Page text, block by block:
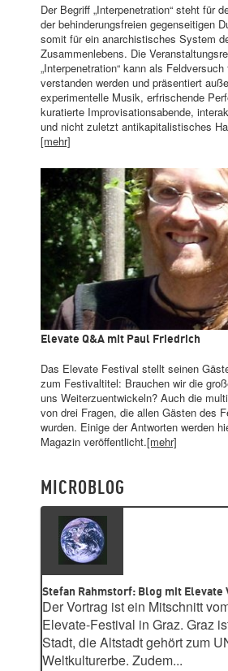
Der Begriff „Interpenetration“ steht für
der behinderungsfreien gegenseitigen
somit für ein anarchistisches System
Zusammenlebens. Die
„Interpenetration“ kann als
verstanden werden und präsentiert
experimentelle Musik, erfrischende
kuratierte Improvisationsabende,
und nicht zuletzt antikapitalistisches
[mehr]
Elevate Q&A mit Paul Friedrich
Das Elevate Festival stellt seinen
zum Festivaltitel: Brauchen wir die
uns Weiterzuentwickeln? Auch die
von drei Fragen, die allen Gästen des
wurden. Einige der Antworten werden
Magazin veröffentlicht.[mehr]
MICROBLOG
Stefan Rahmstorf: Blog mit Elevate
Der Vortrag ist ein Mitschnitt
Elevate-Festival in Graz. Graz
Stadt, die Altstadt gehört zum
Weltkulturerbe. Zudem...